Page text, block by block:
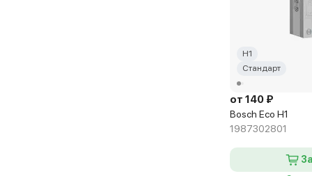
Самовывоз
г. Москва, ш
Bosch Eco
Доставка, 11
СТО на
H1
Стандарт
от 140 ₽
Bosch Eco H1
1987302801